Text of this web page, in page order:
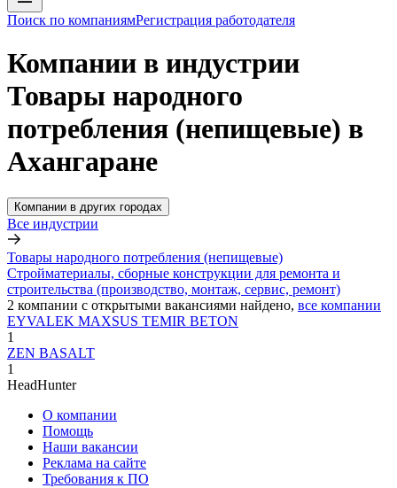
Поиск по компаниямРегистрация работодателя
Компании в индустрии
Товары народного
потребления (непищевые) в
Ахангаране
Компании в других городах
Все индустрии
Товары народного потребления (непищевые)
Стройматериалы, сборные конструкции для ремонта и
строительства (производство, монтаж, сервис, ремонт)
2 компании с открытыми вакансиями найдено, все компании
EYVALEK MAXSUS TEMIR BETON
1
ZEN BASALT
1
HeadHunter
О компании
Помощь
Наши вакансии
Реклама на сайте
Требования к ПО